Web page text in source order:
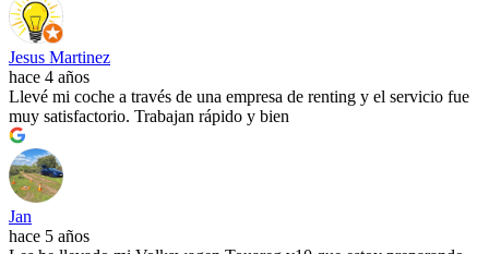
Jesus Martinez
hace 4 años
Llevé mi coche a través de una empresa de renting y el servicio fue
muy satisfactorio. Trabajan rápido y bien
Jan
hace 5 años